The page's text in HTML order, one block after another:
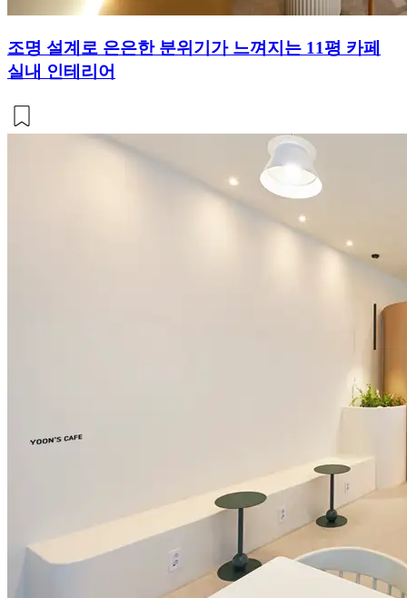
조명 설계로 은은한 분위기가 느껴지는 11평 카페
실내 인테리어